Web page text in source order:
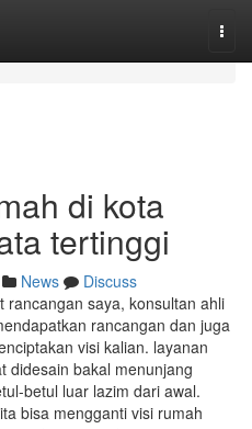
di kota
tertinggi
News
Discuss
rancangan saya, konsultan ahli
rancangan dan juga
visi kalian. layanan
didesain bakal menunjang
betul luar lazim dari awal.
bisa mengganti visi rumah